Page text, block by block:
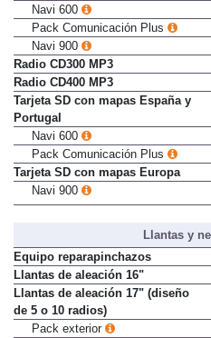
Navi 600
Pack Comunicación Plus
Navi 900
Radio CD300 MP3
Radio CD400 MP3
Tarjeta SD con mapas España y
Portugal
Navi 600
Pack Comunicación Plus
Tarjeta SD con mapas Europa
Navi 900
Llantas y
Equipo reparapinchazos
Llantas de aleación 16"
Llantas de aleación 17" (diseño
de 5 o 10 radios)
Pack exterior